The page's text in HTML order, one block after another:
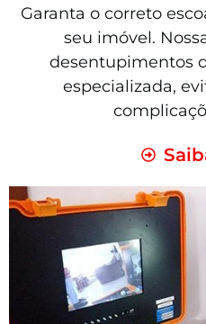
Garanta o correto
seu imóvel.
desentupimentos
especializada,